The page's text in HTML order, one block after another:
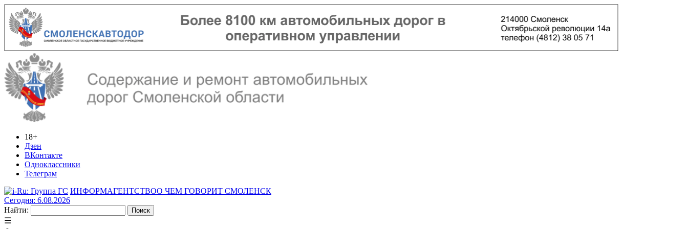
18+
Дзен
ВКонтакте
Одноклассники
Телеграм
ИНФОРМАГЕНТСТВОО ЧЕМ ГОВОРИТ СМОЛЕНСК
Сегодня: 6.08.2026
Найти:
☰